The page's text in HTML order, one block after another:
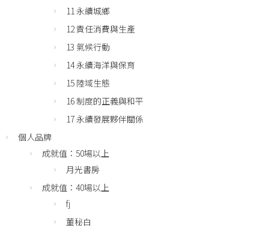
11 永續城鄉
12 責任消費與生產
13 氣候行動
14 永續海洋與保育
15 陸域生態
16 制度的正義與和平
17 永續發展夥伴關係
個人品牌
成就值：50場以上
月光書房
成就值：40場以上
fj
董秘白